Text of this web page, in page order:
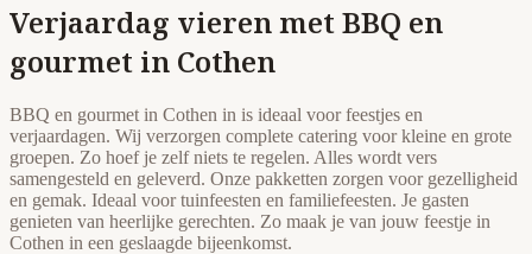
Verjaardag vieren met BBQ en
gourmet in Cothen
BBQ en gourmet in Cothen in is ideaal voor feestjes en
verjaardagen. Wij verzorgen complete catering voor kleine en grote
groepen. Zo hoef je zelf niets te regelen. Alles wordt vers
samengesteld en geleverd. Onze pakketten zorgen voor gezelligheid
en gemak. Ideaal voor tuinfeesten en familiefeesten. Je gasten
genieten van heerlijke gerechten. Zo maak je van jouw feestje in
Cothen in een geslaagde bijeenkomst.